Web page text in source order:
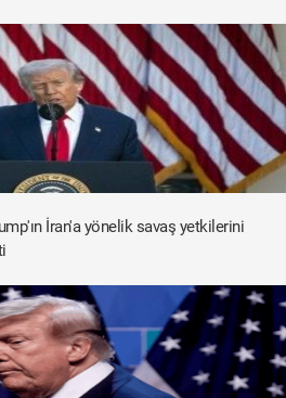
İran'a yönelik savaş yetkilerini